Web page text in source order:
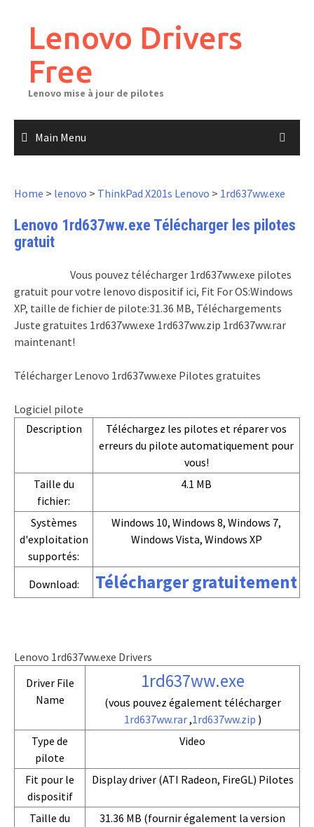
contentLenovo Drivers
Free
Lenovo mise à jour de pilotes
Main Menu
Home > lenovo > ThinkPad X201s Lenovo > 1rd637ww.exe
Lenovo 1rd637ww.exe Télécharger les pilotes
gratuit
Vous pouvez télécharger 1rd637ww.exe pilotes
gratuit pour votre lenovo dispositif ici, Fit For OS:Windows
XP, taille de fichier de pilote:31.36 MB, Téléchargements
Juste gratuites 1rd637ww.exe 1rd637ww.zip 1rd637ww.rar
maintenant!
Télécharger Lenovo 1rd637ww.exe Pilotes gratuites
Logiciel pilote
Description
Téléchargez les pilotes et réparer vos
erreurs du pilote automatiquement pour
vous!
Taille du
fichier:
4.1 MB
Systèmes
d'exploitation
supportés:
Windows 10, Windows 8, Windows 7,
Windows Vista, Windows XP
Download: Télécharger gratuitement
Lenovo 1rd637ww.exe Drivers
Driver File
Name
1rd637ww.exe
(vous pouvez également télécharger
1rd637ww.rar,1rd637ww.zip )
Type de
pilote
Video
Fit pour le
dispositif
Display driver (ATI Radeon, FireGL) Pilotes
Taille du
31.36 MB (fournir également la version